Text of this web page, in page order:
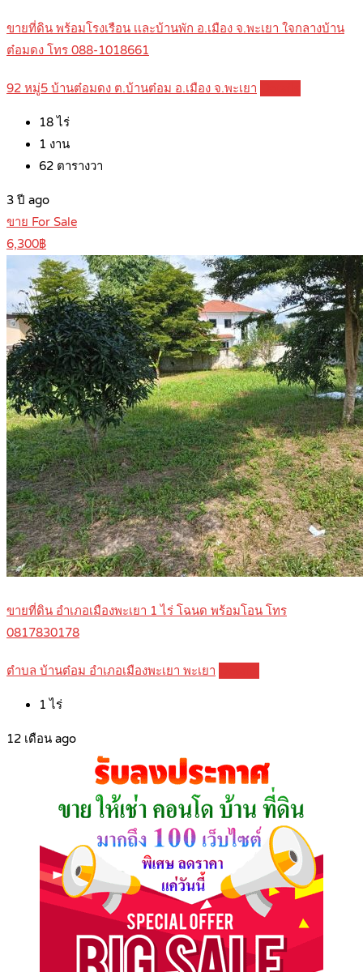
ขายที่ดิน พร้อมโรงเรือน เเละบ้านพัก อ.เมือง จ.พะเยา ใจกลางบ้าน
ต๋อมดง โทร 088-1018661
92 หมู่5 บ้านต๋อมดง ต.บ้านต๋อม อ.เมือง จ.พะเยา
18ไร่
1 งาน
62 ตารางวา
3 ปี ago
ขาย For Sale
6,300฿
ขายที่ดิน อำเภอเมืองพะเยา 1 ไร่ โฉนด พร้อมโอน โทร
0817830178
ตำบล บ้านต๋อม อำเภอเมืองพะเยา พะเยา
1 ไร่
12 เดือน ago